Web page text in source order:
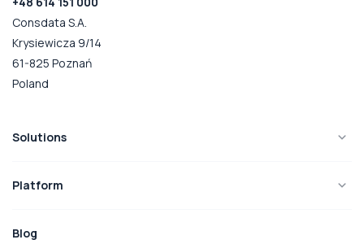
Consdata S.A.
Krysiewicza 9/14
61-825 Poznań
Poland
Solutions
Platform
Blog